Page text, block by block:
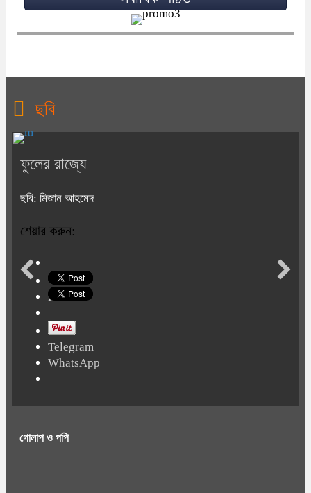
ছবি
ফুলের রাজ্যে
ছবি: মিজান আহমেদ
শেয়ার করুন:
Print
Telegram
WhatsApp
গোলাপ ও পপি